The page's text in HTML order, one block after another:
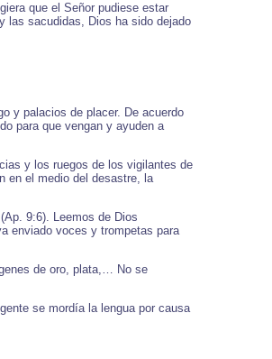
que el Señor pudiese estar
las sacudidas, Dios ha sido dejado
y palacios de placer. De acuerdo
para que vengan y ayuden a
y los ruegos de los vigilantes de
en el medio del desastre, la
9:6). Leemos de Dios
enviado voces y trompetas para
de oro, plata,… No se
se mordía la lengua por causa